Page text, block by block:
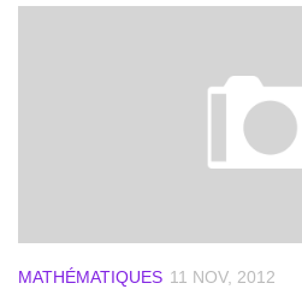
MATHÉMATIQUES 11 NOV, 2012